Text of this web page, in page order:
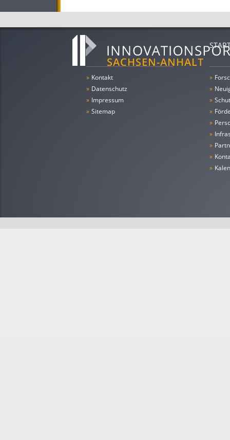
» Kontakt
» Datenschutz
» Impressum
» Sitemap
»
»
»
»
»
»
»
»
»